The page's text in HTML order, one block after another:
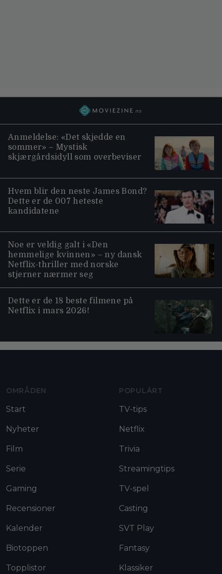
Anmeldelse: «Det skjedde en
sommer» – Mystisk
skjærgårdsidyll som overbeviser
Hvem blir den neste James Bond?
Dette er de 007 heteste
kandidatene
Noe er veldig galt i «Den
hemmelige kvinnen» – ny dansk
Netflix-thriller med norske
stjerner nærmer seg
Dette er de 18 beste filmene på
Netflix i mars 2026!
OMRÅDEN
Start
Nyheter
Film
Serie
Gaming
Recensioner
Kalender
Biotoppen
Topplistor
POPULÄRT
TV-tips
Netflix
Trivia
Streamingtips
TV-spel
Casting
SVT Play
Fantasy
Klassiker